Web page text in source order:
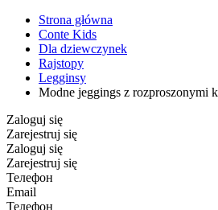
Strona główna
Conte Kids
Dla dziewczynek
Rajstopy
Legginsy
Modne jeggings z rozproszonymi
Zaloguj się
Zarejestruj się
Zaloguj się
Zarejestruj się
Телефон
Email
Телефон